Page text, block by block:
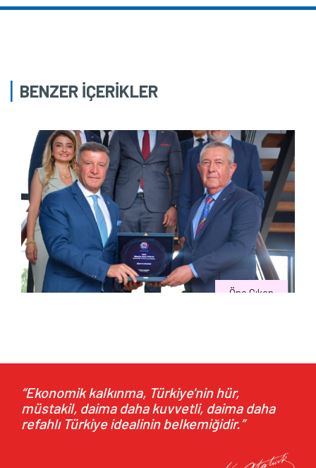
BENZER İÇERİKLER
Öne Çıkan
28.07.2026
24 Temmuz 2026 tarihinde Ankara iş dünyası ve
sanayimizin temsilcileriyle...
“Ekonomik kalkınma, Türkiye'nin hür,
müstakil, daima daha kuvvetli, daima daha
refahlı Türkiye idealinin belkemiğidir.”